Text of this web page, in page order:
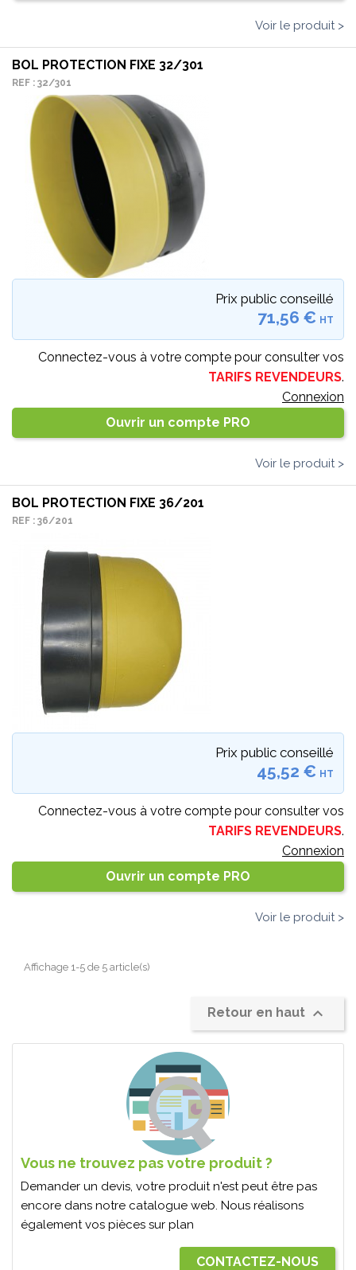
Voir le produit >
BOL PROTECTION FIXE 32/301
REF : 32/301
Prix public conseillé
71,56 € HT
Connectez-vous à votre compte pour consulter vos
TARIFS REVENDEURS.
Connexion
Ouvrir un compte PRO
Voir le produit >
BOL PROTECTION FIXE 36/201
REF : 36/201
Prix public conseillé
45,52 € HT
Connectez-vous à votre compte pour consulter vos
TARIFS REVENDEURS.
Connexion
Ouvrir un compte PRO
Voir le produit >
Affichage 1-5 de 5 article(s)
Retour en haut 
Vous ne trouvez pas votre produit ?
Demander un devis, votre produit n'est peut être pas
encore dans notre catalogue web. Nous réalisons
également vos pièces sur plan
CONTACTEZ-NOUS